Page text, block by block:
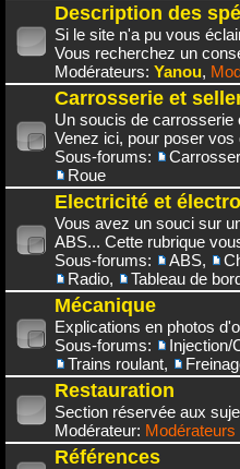
Description des
Si le site n'a pu vous
Vous recherchez un
Modérateurs: Yanou,
Carrosserie et
Un soucis de carrosserie
Venez ici, pour poser
Sous-forums:
Roue
Electricité et
Vous avez un souci sur
ABS... Cette rubrique
Sous-forums:
ABS,
Radio, Tableau de
Mécanique
Explications en photos
Sous-forums:
Injection/
Trains roulant,
Restauration
Section réservée aux
Modérateur: Modérateurs
Références